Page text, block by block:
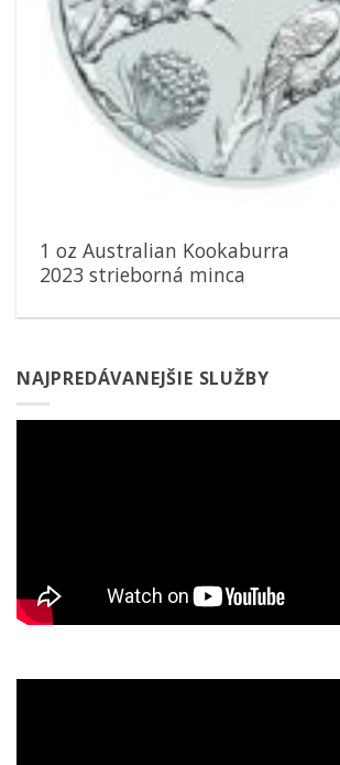
1 oz Australian Kookaburra
2023 strieborná minca
NAJPREDÁVANEJŠIE SLUŽBY